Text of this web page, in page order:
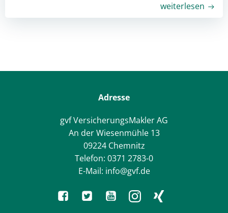
weiterlesen
Adresse
gvf VersicherungsMakler AG
An der Wiesenmühle 13
09224 Chemnitz
Telefon: 0371 2783-0
E-Mail: info@gvf.de